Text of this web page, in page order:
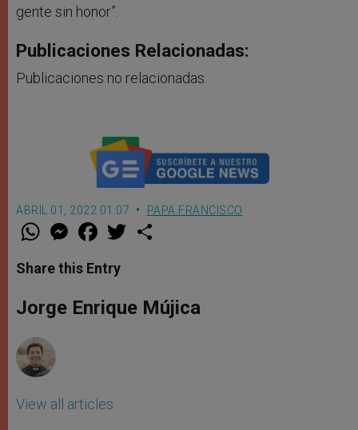
gente sin honor”.
Publicaciones Relacionadas:
Publicaciones no relacionadas.
ABRIL 01, 2022 01:07 PAPA FRANCISCO
W
t
s
p
p
M
e
s
e
g
e
F
a
e
b
o
k
w
r
Share this Entry
Jorge Enrique Mújica
View all articles